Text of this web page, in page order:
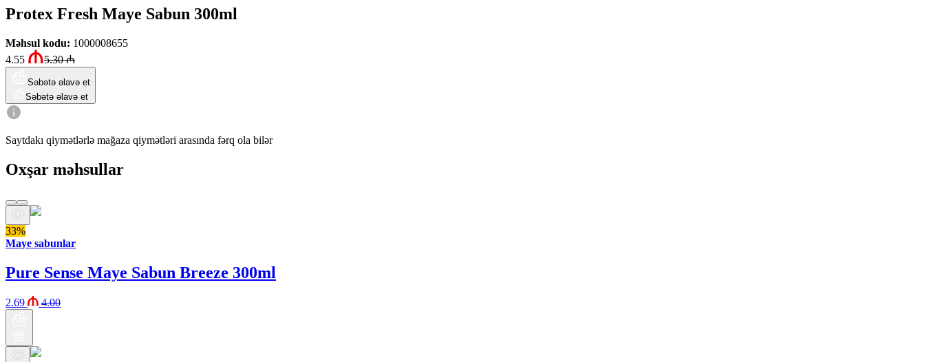
Protex Fresh Maye Sabun 300ml
Məhsul kodu: 1000008655
4.55
5.30₼
Səbətə əlavə et
Səbətə əlavə et
Saytdakı qiymətlərlə mağaza qiymətləri arasında fərq ola bilər
Oxşar məhsullar
33%
Maye sabunlar
Pure Sense Maye Sabun Breeze 300ml
2.69 4.00